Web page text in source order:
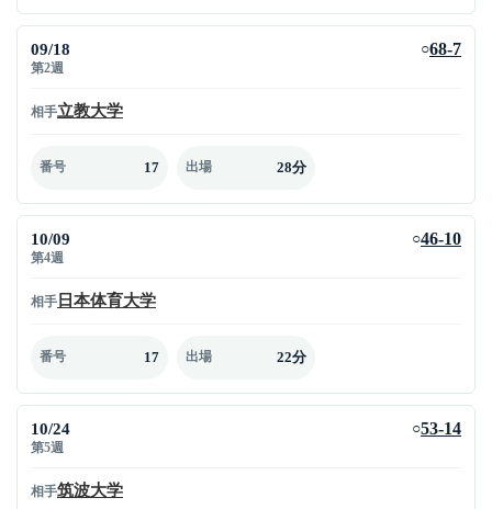
09/18
第2週
○68-7
相手立教大学
番号 17 出場 28分
10/09
第4週
○46-10
相手 日本体育大学
番号 17 出場 22分
10/24
第5週
○53-14
相手筑波大学